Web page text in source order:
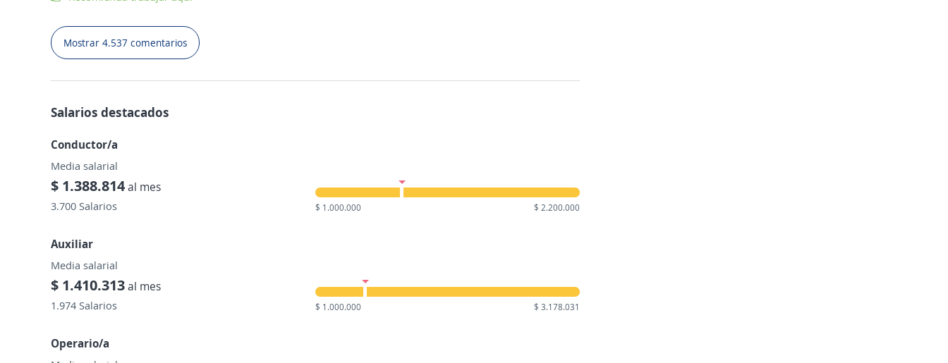
Mostrar 4.537 comentarios
Salarios destacados
Conductor/a
Media salarial
$ 1.388.814al mes
3.700 Salarios $ 1.000.000 $ 2.200.000
Auxiliar
Media salarial
$ 1.410.313al mes
1.974 Salarios $ 1.000.000 $ 3.178.031
Operario/a